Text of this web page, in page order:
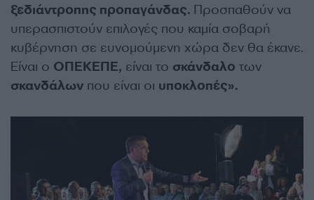
ξεδιάντροπης προπαγάνδας. Προσπαθούν να
υπερασπιστούν επιλογές που καμία σοβαρή
κυβέρνηση σε ευνομούμενη χώρα δεν θα έκανε.
Είναι ο ΟΠΕΚΕΠΕ, είναι το σκάνδαλο των
σκανδάλων που είναι οι υποκλοπές».